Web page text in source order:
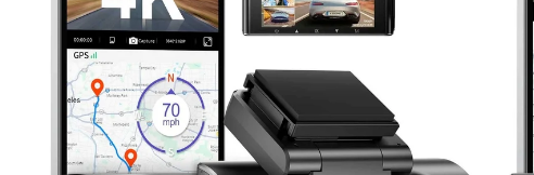
beelden direct op een computer
je telefoon hebt staan. Zeker bij
te steken of door de dashcam via
Verschillende Apps